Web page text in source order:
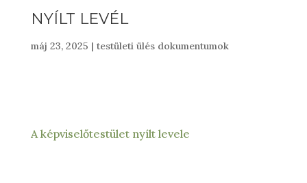
NYÍLT LEVÉL
máj 23, 2025 | testületi ülés dokumentumok
A képviselőtestület nyílt levele